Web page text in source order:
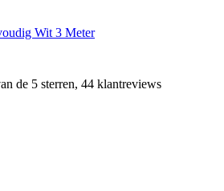
Wit 3 Meter
de 5 sterren, 44 klantreviews